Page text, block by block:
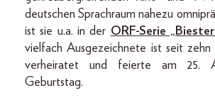
deutschen Sprachraum nahezu
ist sie u.a. in der ORF-Serie
vielfach Ausgezeichnete ist seit zehn
verheiratet und feierte am 25.
Geburtstag.